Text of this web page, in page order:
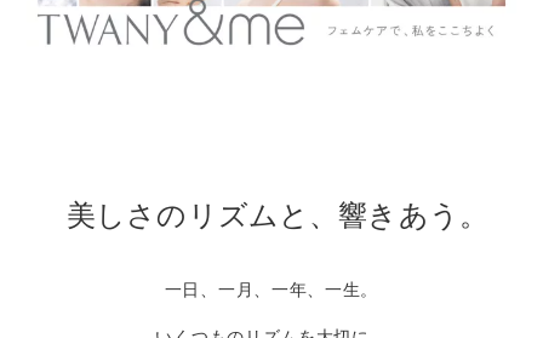
美しさのリズムと、響きあう。
一日、一月、一年、一生。